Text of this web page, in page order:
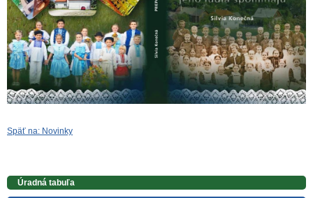
Späť na: Novinky
Úradná tabuľa